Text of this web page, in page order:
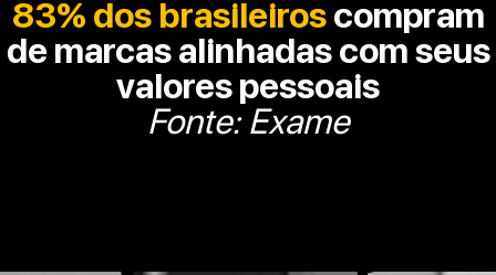
83% dos brasileiroscompram
de marcas alinhadas com seus
valores pessoais
Fonte: Exame